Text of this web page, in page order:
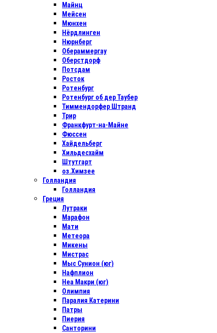
Майнц
Мейсен
Мюнхен
Нёрдлинген
Нюрнберг
Обераммергау
Оберстдорф
Потсдам
Росток
Ротенбург
Ротенбург об дер Таубер
Тиммендорфер Штранд
Трир
Франкфурт-на-Майне
Фюссен
Хайдельберг
Хильдесхайм
Штутгарт
оз.Химзее
Голландия
Голландия
Греция
Лутраки
Марафон
Мати
Метеора
Микены
Мистрас
Мыс Сунион (юг)
Нафплион
Неа Макри (юг)
Олимпия
Паралия Катерини
Патры
Пиерия
Санторини